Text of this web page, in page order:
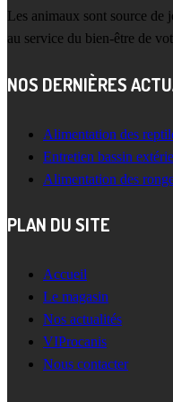
Les animaux sont source de
au service du bien-être de
NOS DERNIÈRES
Alimentation des
Entretien bassin
Alimentation des
PLAN DU SITE
Accueil
Le magasin
Nos actualités
VIProcanis
Nous contacter